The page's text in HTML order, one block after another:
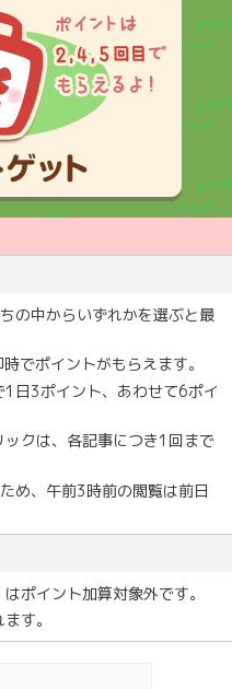
の中からいずれかを選ぶと最
でポイントがもらえます。
日3ポイント、あわせて6ポイ
クは、各記事につき1回まで
め、午前3時前の閲覧は前日
ポイント加算対象外です。
す。